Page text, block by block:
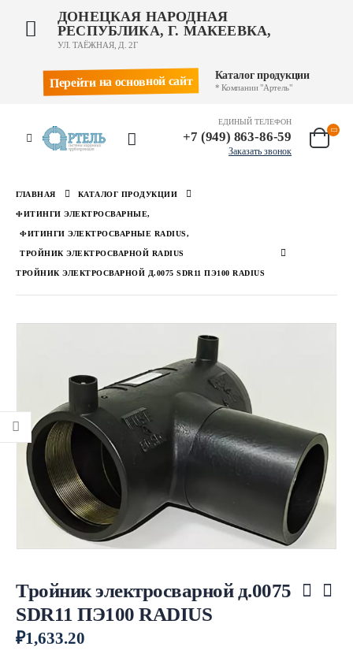
ДОНЕЦКАЯ НАРОДНАЯ
РЕСПУБЛИКА, Г. МАКЕЕВКА,
УЛ. ТАЁЖНАЯ, Д. 2Г
Перейти на основной сайт Каталог продукции
* Компании "Артель"
ЕДИНЫЙ ТЕЛЕФОН
+7 (949) 863-86-59
Заказать звонок
ГЛАВНАЯ КАТАЛОГ ПРОДУКЦИИ
ФИТИНГИ ЭЛЕКТРОСВАРНЫЕ,
ФИТИНГИ ЭЛЕКТРОСВАРНЫЕ RADIUS,
ТРОЙНИК ЭЛЕКТРОСВАРНОЙ RADIUS
ТРОЙНИК ЭЛЕКТРОСВАРНОЙ Д.0075 SDR11 ПЭ100 RADIUS
Тройник электросварной д.0075
SDR11 ПЭ100 RADIUS
₽1,633.20